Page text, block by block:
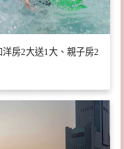
房2大送1大、親子房2